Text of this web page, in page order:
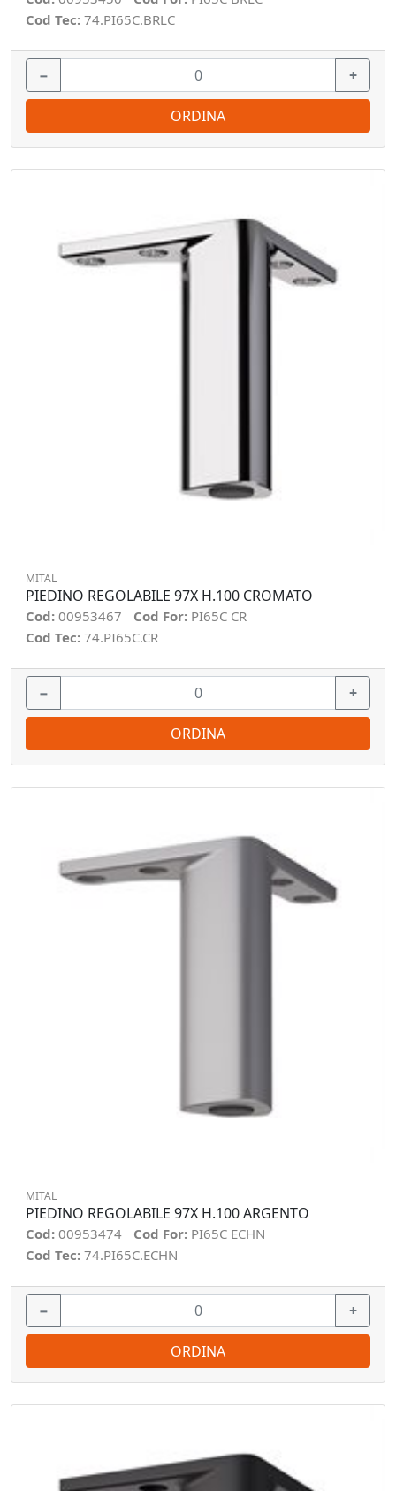
Cod Tec: 74.PI65C.BRLC
− +
ORDINA
MITAL
PIEDINO REGOLABILE 97X H.100 CROMATO
Cod: 00953467 Cod For: PI65C CR
Cod Tec: 74.PI65C.CR
− +
ORDINA
MITAL
PIEDINO REGOLABILE 97X H.100 ARGENTO
Cod: 00953474 Cod For: PI65C ECHN
Cod Tec: 74.PI65C.ECHN
− +
ORDINA